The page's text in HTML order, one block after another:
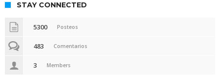
STAY CONNECTED
5300 Posteos
483 Comentarios
3 Members